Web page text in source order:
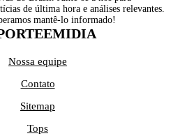
de última hora e análises relevantes.
mantê-lo informado!
Nossa equipe
Contato
Sitemap
Tops